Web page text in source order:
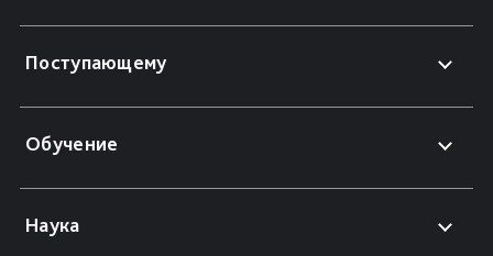
Поступающему
Обучение
Наука